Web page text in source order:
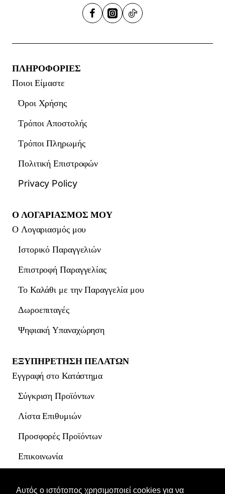
Αυτός ο ιστότοπος χρησιμοποιεί cookies για να
ΠΛΗΡΟΦΟΡΙΕΣ
Ποιοι Είμαστε
Όροι Χρήσης
Τρόποι Αποστολής
Τρόποι Πληρωμής
Πολιτική Επιστροφών
Privacy Policy
Ο ΛΟΓΑΡΙΑΣΜΟΣ ΜΟΥ
Ο Λογαριασμός μου
Ιστορικό Παραγγελιών
Επιστροφή Παραγγελίας
Το Καλάθι με την Παραγγελία μου
Δωροεπιταγές
Ψηφιακή Υπαναχώρηση
ΕΞΥΠΗΡΕΤΗΣΗ ΠΕΛΑΤΩΝ
Εγγραφή στο Κατάστημα
Σύγκριση Προϊόντων
Λίστα Επιθυμιών
Προσφορές Προϊόντων
Επικοινωνία